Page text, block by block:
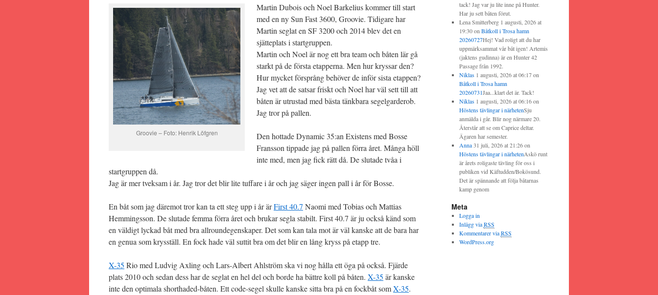
Groovie – Foto: Henrik Löfgren
Martin Dubois och Noel Barkelius kommer till start
med en ny Sun Fast 3600, Groovie. Tidigare har
Martin seglat en SF 3200 och 2014 blev det en
sjätteplats i startgruppen.
Martin och Noel är nog ett bra team och båten lär gå
starkt på de första etapperna. Men hur kryssar den?
Hur mycket försprång behöver de inför sista etappen?
Jag vet att de satsar friskt och Noel har väl sett till att
båten är utrustad med bästa tänkbara segelgarderob.
Jag tror på pallen.
Den hottade Dynamic 35:an Existens med Bosse
Fransson tippade jag på pallen förra året. Många höll
inte med, men jag fick rätt då. De slutade tvåa i
startgruppen då.
Jag är mer tveksam i år. Jag tror det blir lite tuffare i år och jag säger ingen pall i år för Bosse.
En båt som jag däremot tror kan ta ett steg upp i år ärFirst 40.7 Naomi med Tobias och Mattias
Hemmingsson. De slutade femma förra året och brukar segla stabilt. First 40.7 är ju också känd som
en väldigt lyckad båt med bra allroundegenskaper. Det som kan tala mot är väl kanske att de bara har
en genua som krysställ. En fock hade väl suttit bra om det blir en lång kryss på etapp tre.
X-35 Rio med Ludvig Axling och Lars-Albert Ahlström ska vi nog hålla ett öga på också. Fjärde
plats 2010 och sedan dess har de seglat en hel del och borde ha bättre koll på båten. X-35 är kanske
inte den optimala shorthaded-båten. Ett code-segel skulle kanske sitta bra på en fockbåt somX-35.
tack! Jag var ju lite inne på Hunter.
Har ju sett båten förut.
Lena Smitterberg1 augusti, 2026 at
19:30on Båtkoll i Trosa hamn
20260727Hej! Vad roligt att du har
uppmärksammat vår båt igen! Artemis
(jaktens gudinna) är en Hunter 42
Passage från 1992.
Niklas1 augusti, 2026 at 06:17on
Båtkoll i Trosa hamn
20260731Jaa...klart det är. Tack!
Niklas1 augusti, 2026 at 06:16on
Höstens tävlingar i närhetenSju
anmälda i går. Blir nog närmare 20.
Återstår att se om Caprice deltar.
Ägaren har semester.
Anna31 juli, 2026 at 21:26on
Höstens tävlingar i närhetenAskö runt
är årets roligaste tävling för oss i
publiken vid Käftudden/Bokösund.
Det är spännande att följa båtarnas
kamp genom
Meta
Logga in
Inlägg viaRSS
Kommentarer viaRSS
WordPress.org